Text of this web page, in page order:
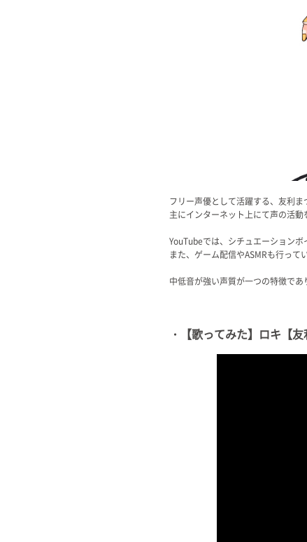
フリー声優として活躍する、友利ま
主にインターネット上にて声の活動
YouTubeでは、シチュエーションボ
また、ゲーム配信やASMRも行ってい
中低音が強い声質が一つの特徴であ
・【歌ってみた】ロキ【